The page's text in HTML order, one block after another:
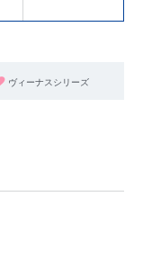
ヴィーナスシリーズ